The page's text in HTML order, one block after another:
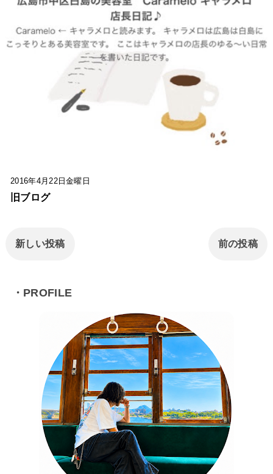
2016年4月22日金曜日
旧ブログ
新しい投稿 前の投稿
・PROFILE